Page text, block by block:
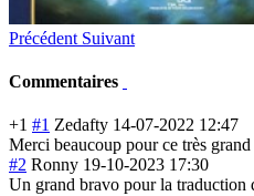
Précédent Suivant
Commentaires
+1 #1 Zedafty 14-07-2022 12:47
Merci beaucoup pour ce très
#2 Ronny 19-10-2023 17:30
Un grand bravo pour la traduction